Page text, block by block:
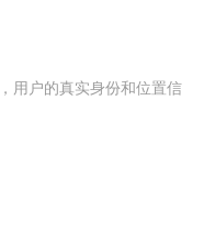
用户的真实身份和位置信